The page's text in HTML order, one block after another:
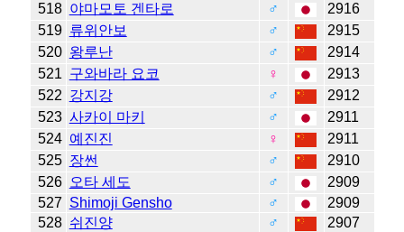
518 야마모토 겐타로 ♂
2916
519 류위안보 ♂
2915
520 왕루난 ♂
2914
521 구와바라 요코 ♀
2913
522 강지강 ♂
2912
523 사카이 마키 ♂
2911
524 예진진 ♀
2911
525 장썬 ♂
2910
526 오타 세도 ♂
2909
527 Shimoji Gensho ♂
2909
528 쉬진양 ♂
2907